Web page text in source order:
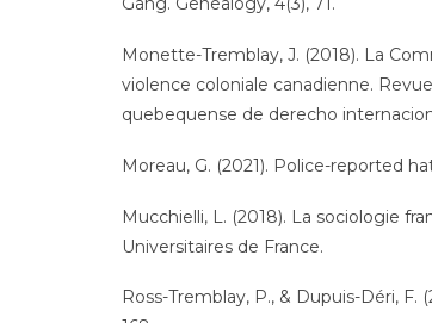
Monette-Tremblay, J. (2018). La
violence coloniale canadienne.
quebequense de derecho
Moreau, G. (2021). Police-reported
Mucchielli, L. (2018). La sociologie
Universitaires de France.
Ross-Tremblay, P., & Dupuis-Déri, F.